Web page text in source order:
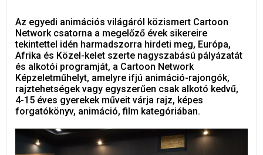
Az egyedi animációs világáról közismert Cartoon
Network csatorna a megelőző évek sikereire
tekintettel idén harmadszorra hirdeti meg, Európa,
Afrika és Közel-kelet szerte nagyszabású pályázatát
és alkotói programját, a Cartoon Network
Képzeletműhelyt, amelyre ifjú animáció-rajongók,
rajztehetségek vagy egyszerűen csak alkotó kedvű,
4-15 éves gyerekek műveit várja rajz, képes
forgatókönyv, animáció, film kategóriában.